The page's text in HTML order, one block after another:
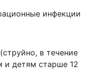
инфекции
в течение
и детям старше 12